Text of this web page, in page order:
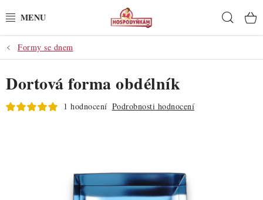
na
POTŘEBY
POMŮCKY
SUROVINY
Formy se dnem
Dortová forma obdélník
1 hodnocení Podrobnosti hodnocení